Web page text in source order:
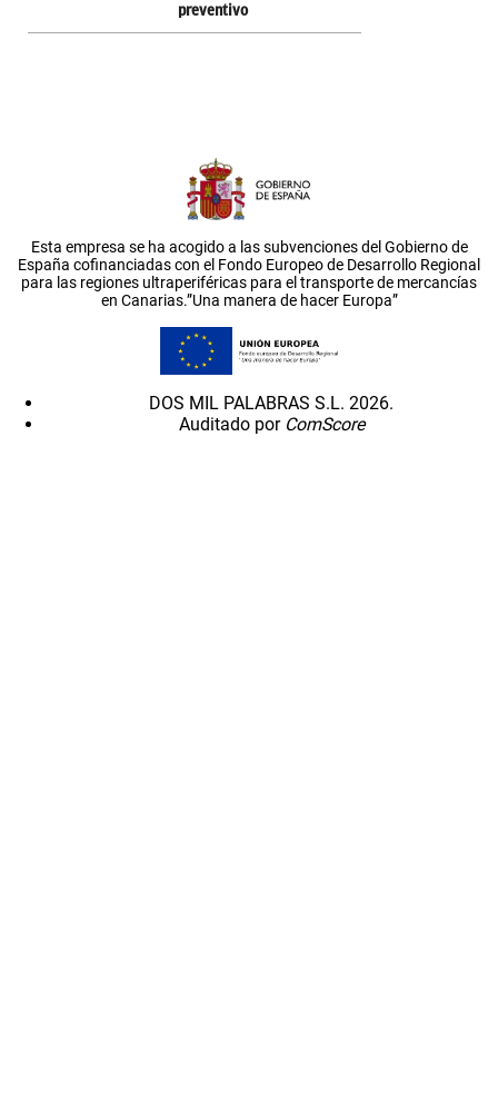
preventivo
Esta empresa se ha acogido a las subvenciones del Gobierno de
España cofinanciadas con el Fondo Europeo de Desarrollo Regional
para las regiones ultraperiféricas para el transporte de mercancías
en Canarias.”Una manera de hacer Europa”
DOS MIL PALABRAS S.L. 2026.
Auditado por ComScore